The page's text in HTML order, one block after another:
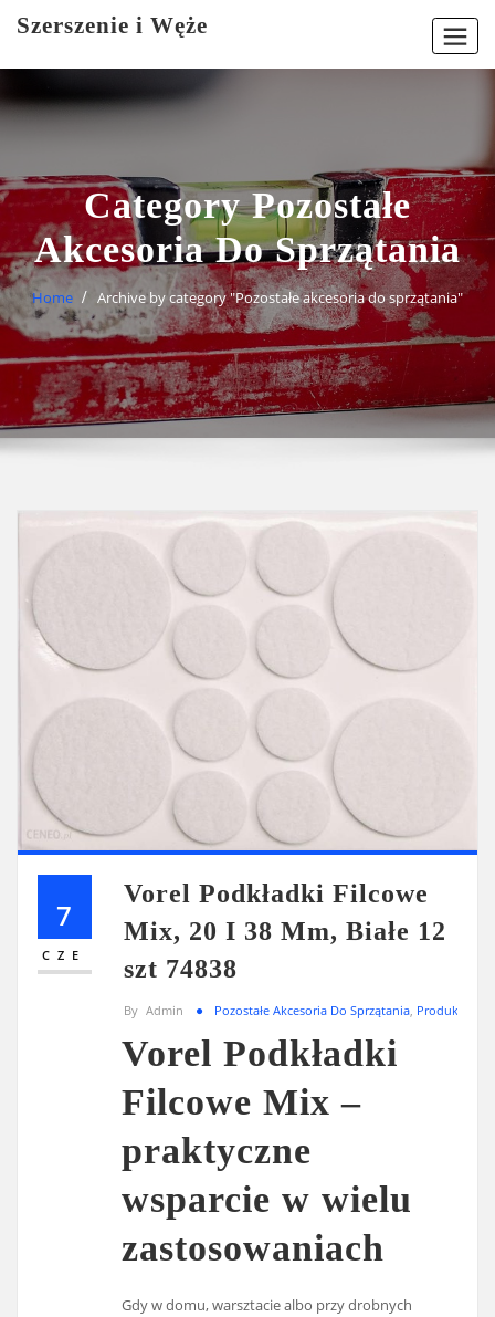
Szerszenie i Węże
Category Pozostałe
Akcesoria Do Sprzątania
Home Archive by category "Pozostałe akcesoria do sprzątania"
7
CZE
Vorel Podkładki Filcowe
Mix, 20 I 38 Mm, Białe 12
szt 74838
By Admin Pozostałe Akcesoria Do Sprzątania Produkt
Vorel Podkładki
Filcowe Mix –
praktyczne
wsparcie w wielu
zastosowaniach
Gdy w domu, warsztacie albo przy drobnych